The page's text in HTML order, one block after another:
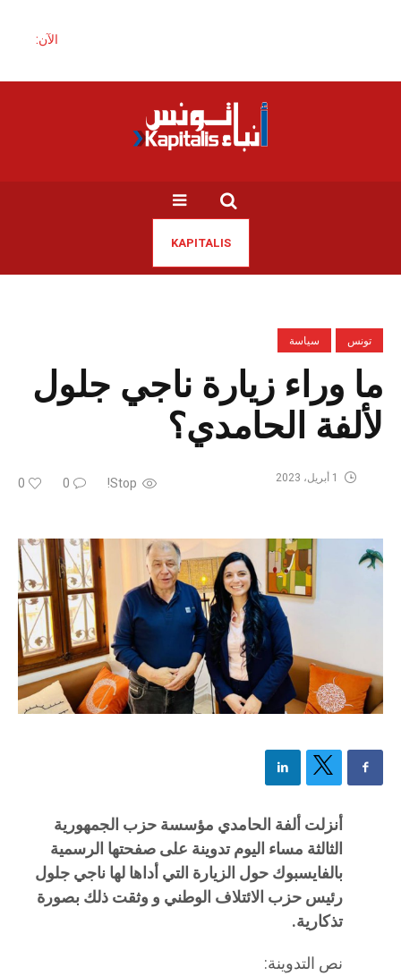
الآن:
KAPITALIS
تونس سياسة
ما وراء زيارة ناجي جلول
لألفة الحامدي؟
Stop!
0
0 1 أبريل، 2023
أنزلت ألفة الحامدي مؤسسة حزب الجمهورية
الثالثة مساء اليوم تدوينة على صفحتها الرسمية
بالفايسبوك حول الزيارة التي أداها لها ناجي جلول
رئيس حزب الائتلاف الوطني و وثقت ذلك بصورة
تذكارية.
نص التدوينة: